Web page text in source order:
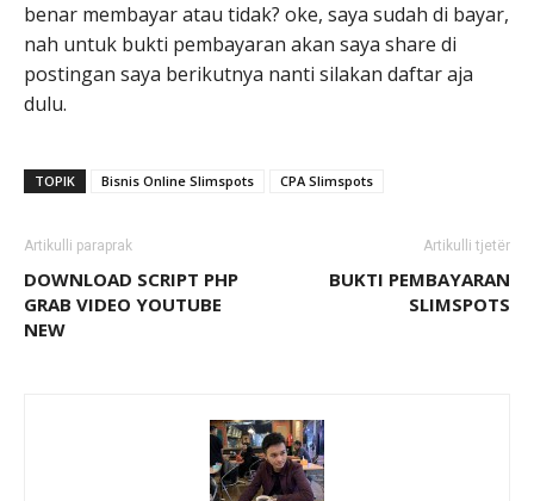
benar membayar atau tidak? oke, saya sudah di bayar,
nah untuk bukti pembayaran akan saya share di
postingan saya berikutnya nanti silakan daftar aja
dulu.
TOPIK Bisnis Online Slimspots CPA Slimspots
Artikulli paraprak
DOWNLOAD SCRIPT PHP
GRAB VIDEO YOUTUBE
NEW
Artikulli tjetër
BUKTI PEMBAYARAN
SLIMSPOTS